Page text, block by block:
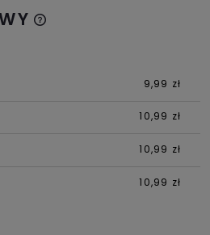
9,99 zł
10,99 zł
10,99 zł
10,99 zł